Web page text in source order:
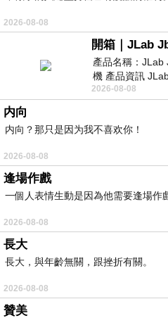
2026-08-08
產品名稱：JLab
機 產品資訊
耳機評語：非常
2026-08-08
内向
内向？那只是因为我不喜欢你！
2026-08-08
逢場作戲
一個人表情生動是因為他需要逢場作
2026-08-08
長大
長大，與年齡無關，跟挫折有關。
2026-08-08
贊美